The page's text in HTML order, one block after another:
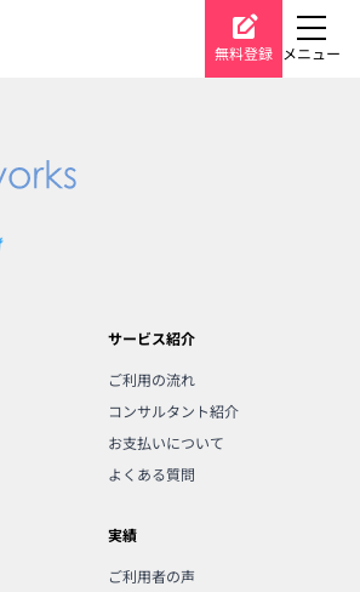
無料登録 メニュー
サービス紹介
ご利用の流れ
コンサルタント紹介
お支払いについて
よくある質問
実績
ご利用者の声